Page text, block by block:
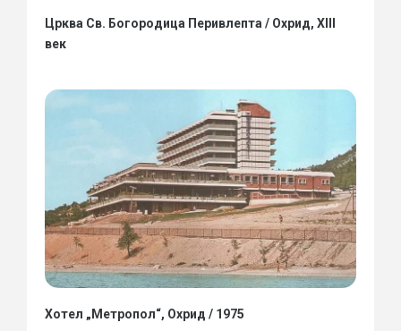
Црква Св. Богородица Перивлепта / Охрид, XIII
век
Хотел „Метропол“, Охрид / 1975